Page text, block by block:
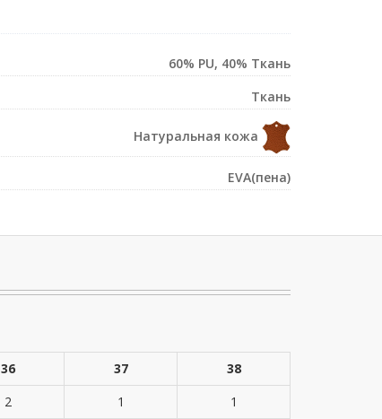
60% PU, 40% Ткань
Ткань
Натуральная кожа
EVA(пена)
36 37
38
2 1 1